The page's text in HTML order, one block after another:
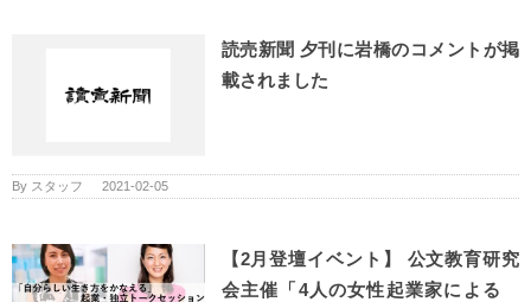
読売新聞 夕刊に岩橋のコメントが掲
載されました
By スタッフ 2021-02-05
【2月登壇イベント】 公文教育研究
会主催「4人の女性起業家による